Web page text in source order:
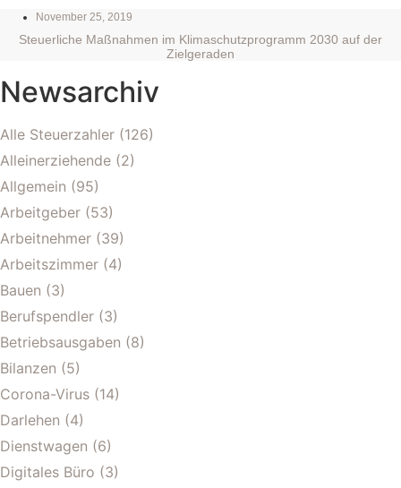
November 25, 2019
Steuerliche Maßnahmen im Klimaschutzprogramm 2030 auf der
Zielgeraden
Newsarchiv
Alle Steuerzahler (126)
Alleinerziehende (2)
Allgemein (95)
Arbeitgeber (53)
Arbeitnehmer (39)
Arbeitszimmer (4)
Bauen (3)
Berufspendler (3)
Betriebsausgaben (8)
Bilanzen (5)
Corona-Virus (14)
Darlehen (4)
Dienstwagen (6)
Digitales Büro (3)